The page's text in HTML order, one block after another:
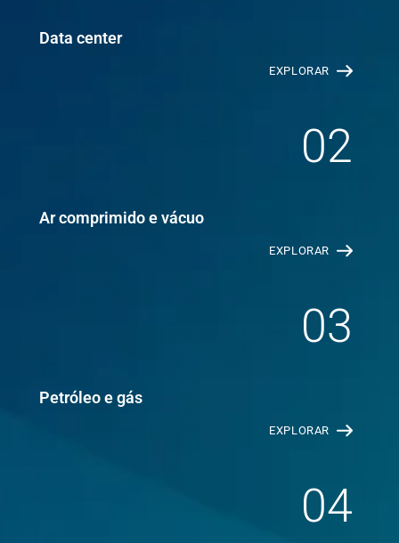
Data center
EXPLORAR
02
Ar comprimido e vácuo
EXPLORAR
03
Petróleo e gás
EXPLORAR
04